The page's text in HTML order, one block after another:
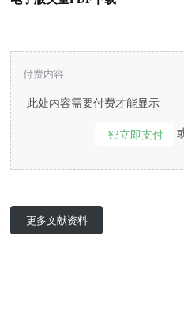
此处内容需要付费才能显示
¥3立即支付
付费内容
更多文献资料